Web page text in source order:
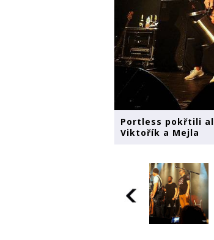
Portless pokřtili
Viktořík a Mejla